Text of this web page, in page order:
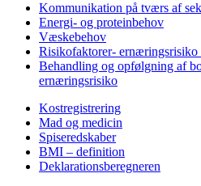
Kommunikation på tværs af
Energi- og proteinbehov
Væskebehov
Risikofaktorer-
Behandling og opfølgning af
ernæringsrisiko
Kostregistrering
Mad og medicin
Spiseredskaber
BMI – definition
Deklarationsberegneren